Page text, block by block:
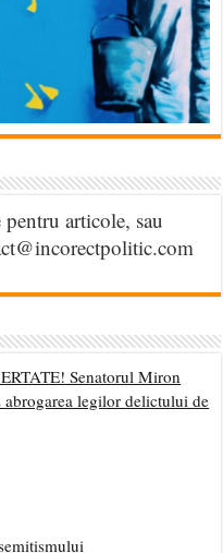
articole, sau
Senatorul Miron
abrogarea legilor delictului de